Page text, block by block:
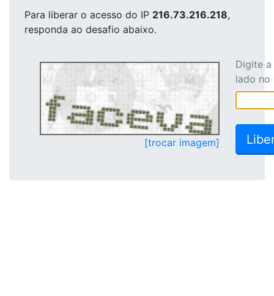
Para liberar o acesso do IP 216.73.216.218,
responda ao desafio abaixo.
[trocar imagem]
Digite
lado no